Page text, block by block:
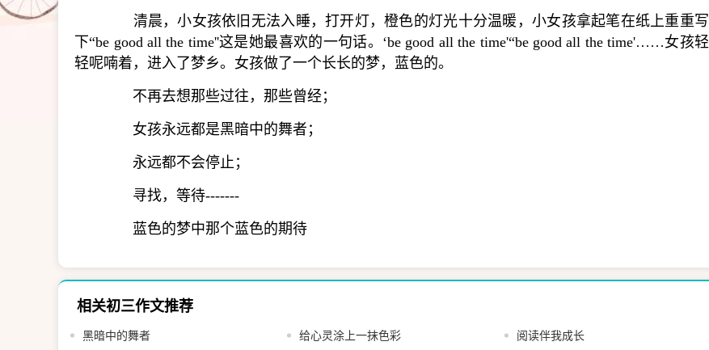
清晨，小女孩依旧无法入睡，打开灯，橙色的灯光十分温暖，小女孩拿起笔在纸上重重写
下“be good all the time''这是她最喜欢的一句话。‘be good all the time'“be good all the time'……女孩轻
轻呢喃着，进入了梦乡。女孩做了一个长长的梦，蓝色的。
不再去想那些过往，那些曾经；
女孩永远都是黑暗中的舞者；
永远都不会停止；
寻找，等待-------
蓝色的梦中那个蓝色的期待
相关初三作文推荐
黑暗中的舞者 给心灵涂上一抹色彩
阅读伴我成长